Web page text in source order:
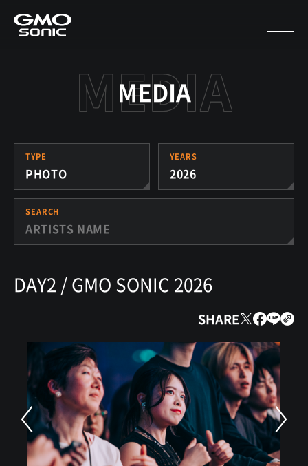
MEDIA
TYPE
PHOTO
YEARS
2026
SEARCH
DAY2 / GMO SONIC 2026
SHARE